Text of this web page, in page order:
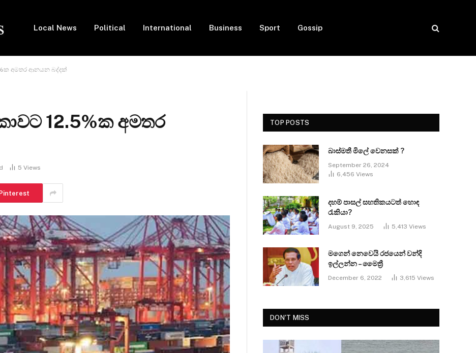
Local News Political International Business Sport Gossip
අමතර ආනයන බද්දක්
12.5%ක අමතර
5 Views
TOP POSTS
බාස්මතී මිලේ වෙනසක් ?
September 26, 2024
6,456 Views
දහම් පාසල් සහතිකයටත් හොඳ
රැකියා?
August 9, 2025 5,413 Views
මගෙන් නෙවෙයි රජයෙන් වන්දි
ඉල්ලන්න – මෛත්‍රී
December 6, 2022 3,615 Views
DON'T MISS